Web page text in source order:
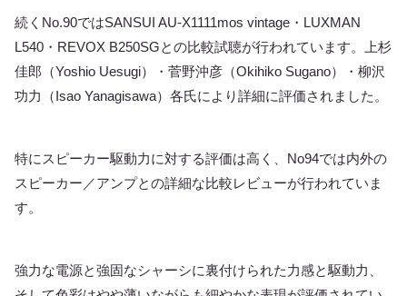
続くNo.90ではSANSUI AU-X1111mos vintage・LUXMAN
L540・REVOX B250SGとの比較試聴が行われています。上杉
佳郎（Yoshio Uesugi）・菅野沖彦（Okihiko Sugano）・柳沢
功力（Isao Yanagisawa）各氏により詳細に評価されました。
特にスピーカー駆動力に対する評価は高く、No94では内外の
スピーカー／アンプとの詳細な比較レビューが行われていま
す。
強力な電源と強固なシャーシに裏付けられた力感と駆動力、